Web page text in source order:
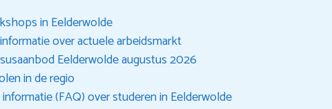
in Eelderwolde
over actuele arbeidsmarkt
Eelderwolde augustus 2026
in de regio
(FAQ) over studeren in Eelderwolde